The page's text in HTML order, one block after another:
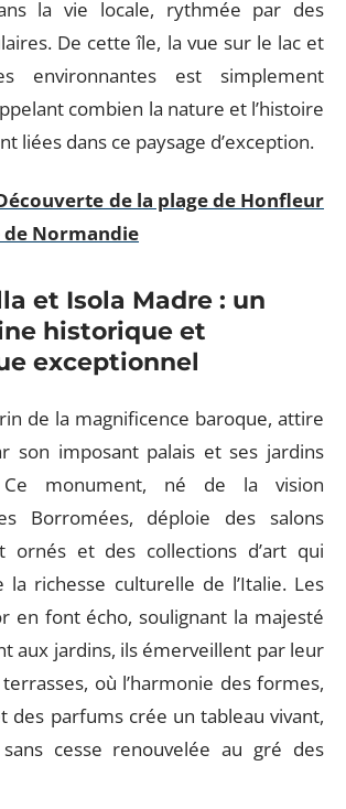
la vie locale, rythmée par des
De cette île, la vue sur le lac et
environnantes est simplement
combien la nature et l’histoire
liées dans ce paysage d’exception.
de la plage de Honfleur
de Normandie
et Isola Madre : un
historique et
exceptionnel
de la magnificence baroque, attire
son imposant palais et ses jardins
Ce monument, né de la vision
Borromées, déploie des salons
ornés et des collections d’art qui
richesse culturelle de l’Italie. Les
en font écho, soulignant la majesté
aux jardins, ils émerveillent par leur
où l’harmonie des formes,
des parfums crée un tableau vivant,
sans cesse renouvelée au gré des